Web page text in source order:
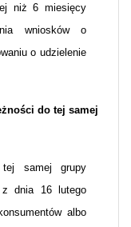
niż 6 miesięcy
wniosków o
o udzielenie
do tej samej
samej grupy
z dnia 16 lutego
albo